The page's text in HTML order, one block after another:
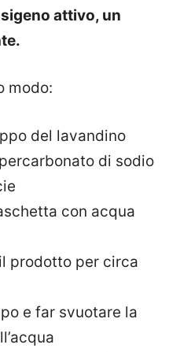
attivo, un
modo:
del lavandino
di sodio
con acqua
prodotto per circa
e far svuotare la